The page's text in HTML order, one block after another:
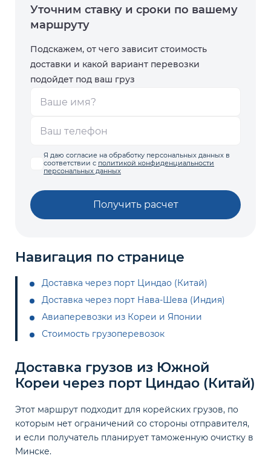
Уточним ставку и сроки по вашему
маршруту
Подскажем, от чего зависит стоимость
доставки и какой вариант перевозки
подойдет под ваш груз
Я даю согласие на обработку персональных данных в
соответствии с политикой конфиденциальности
персональных данных
Получить расчет
Навигация по странице
Доставка через порт Циндао (Китай)
Доставка через порт Нава-Шева (Индия)
Авиаперевозки из Кореи и Японии
Стоимость грузоперевозок
Доставка грузов из Южной
Кореи через порт Циндао (Китай)
Этот маршрут подходит для корейских грузов, по
которым нет ограничений со стороны отправителя,
и если получатель планирует таможенную очистку в
Минске.